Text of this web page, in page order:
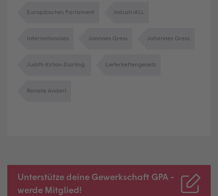
Europäisches Parlament industriALL
Internationales Joannes Gress Johannes Gress
Judith Kirton-Darling. Lieferkettengesetz
Renate Anderl
Unterstütze deine Gewerkschaft GPA -
werde Mitglied!